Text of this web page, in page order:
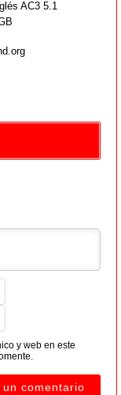
AC3 5.1
y web en este